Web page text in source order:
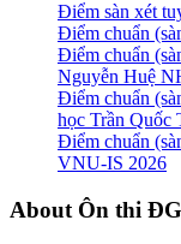
Điểm sàn xét
Điểm chuẩn
Điểm chuẩn
Nguyễn Huệ
Điểm chuẩn
học Trần Quốc
Điểm chuẩn
VNU-IS 2026
Footer
About Ôn thi